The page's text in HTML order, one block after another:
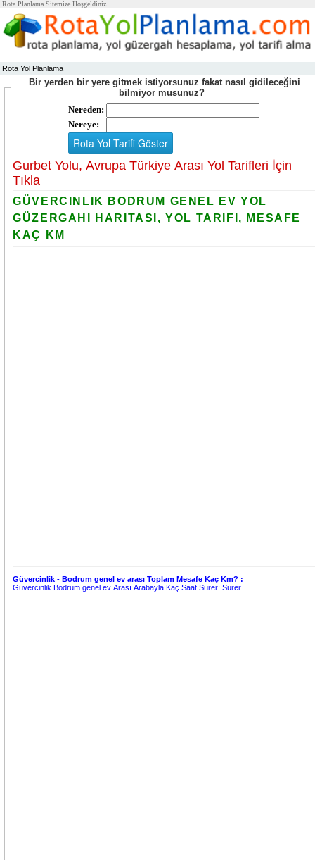
Rota Planlama Sitemize Hoşgeldiniz.
Rota Yol Planlama
Bir yerden bir yere gitmek istiyorsunuz fakat nasıl gidileceğini
bilmiyor musunuz?
Nereden:
Nereye:
Gurbet Yolu, Avrupa Türkiye Arası Yol Tarifleri İçin
Tıkla
GÜVERCINLIK BODRUM GENEL EV YOL
GÜZERGAHI HARITASI, YOL TARIFI, MESAFE
KAÇ KM
Güvercinlik - Bodrum genel ev arası Toplam Mesafe Kaç Km? :
Güvercinlik Bodrum genel ev Arası Arabayla Kaç Saat Sürer:Sürer.